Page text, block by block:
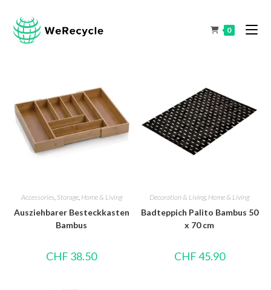
0
Accessories, Storage, Home & Living
Ausziehbarer Besteckkasten
Bambus
CHF 38.50
Decoration & Living, Home & Living
Badteppich Palito Bambus 50
x 70 cm
CHF45.90